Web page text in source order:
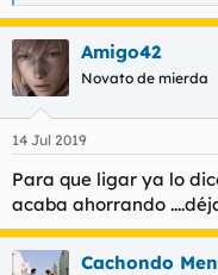
e
a
c
c
i
e
:
Amigo42
Novato de mierda
14 Jul 2019
Para que ligar ya lo
acaba ahorrando
Cachondo